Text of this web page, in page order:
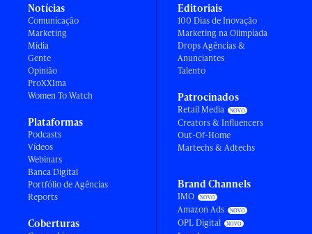
Notícias
Comunicação
Marketing
Mídia
Gente
Opinião
ProXXIma
Women To Watch
Plataformas
Podcasts
Vídeos
Webinars
Banca Digital
Portfólio de Agências
Reports
Coberturas
Editoriais
100 Dias de Inovação
Marketing na Olimpíada
Drops Agências &
Anunciantes
Talento
Patrocinados
Retail Media
Creators & Influencers
Out-Of-Home
Martechs & Adtechs
Brand Channels
IMO
Amazon Ads
OPL Digital